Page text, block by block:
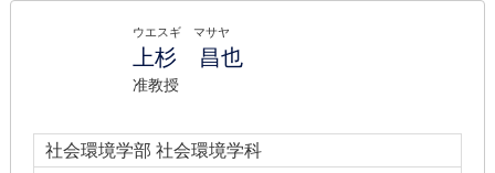
ウエスギ マサヤ
上杉 昌也
准教授
社会環境学部 社会環境学科